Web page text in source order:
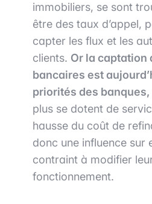
immobiliers, se sont
être des taux d’appel,
capter les flux et les
clients. Or la captation
bancaires est
priorités des banques,
plus se dotent de
hausse du coût de
donc une influence sur
contraint à modifier
fonctionnement.